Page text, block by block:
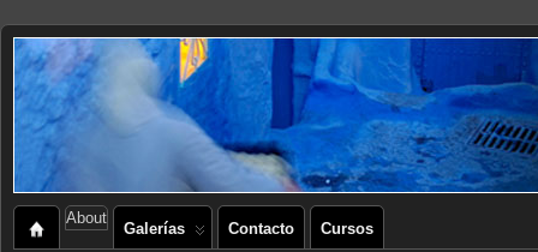
About
Galerías Contacto Cursos